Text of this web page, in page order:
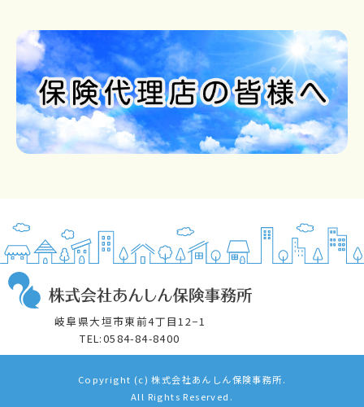
岐阜県大垣市東前4丁目12−1
TEL:0584-84-8400
Copyright (c) 株式会社あんしん保険事務所.
All Rights Reserved.